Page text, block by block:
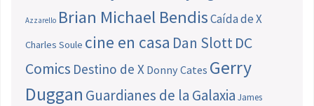
Azzarello Brian Michael BendisCaída de X
Charles Soule cine en casa Dan SlottDC
Comics Destino de X Donny Cates Gerry
Duggan Guardianes de la Galaxia James